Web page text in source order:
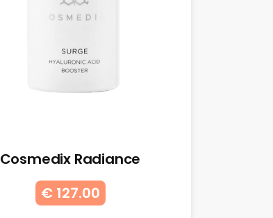
Cosmedix Radiance
€ 127.00